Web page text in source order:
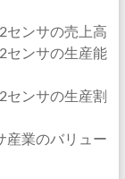
センサの売上高
センサの生産能
センサの生産割
産業のバリュー